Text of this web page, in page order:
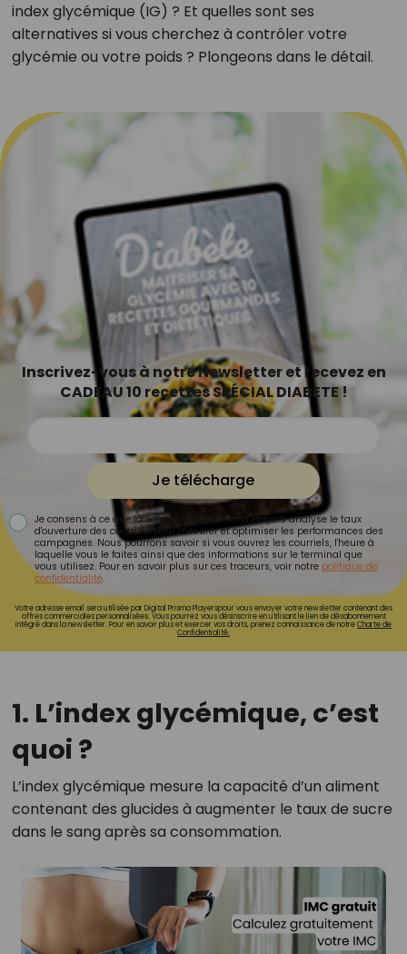
index glycémique (IG) ? Et quelles sont ses
alternatives si vous cherchez à contrôler votre
glycémie ou votre poids ? Plongeons dans le détail.
Inscrivez-vous à notre Newsletter et recevez en
CADEAU 10 recettes SPÉCIAL DIABETE !
Je télécharge
Je consens à ce que la société Digital Prisma Players analyse le taux
d'ouverture des courriels pour mesurer et optimiser les performances des
campagnes. Nous pourrons savoir si vous ouvrez les courriels, l'heure à
laquelle vous le faites ainsi que des informations sur le terminal que
vous utilisez. Pour en savoir plus sur ces traceurs, voir notre politique de
confidentialité.
Votre adresse email sera utilisée par Digital Prisma Playerspour vous envoyer votre newsletter contenant des
offres commerciales personnalisées. Vous pourrez vous désinscrire en utilisant le lien de désabonnement
intégré dans la newsletter. Pour en savoir plus et exercer vos droits, prenez connaissance de notreCharte de
Confidentialité.
1. L’index glycémique, c’est
quoi ?
L’index glycémique mesure la capacité d’un aliment
contenant des glucides à augmenter le taux de sucre
dans le sang après sa consommation.